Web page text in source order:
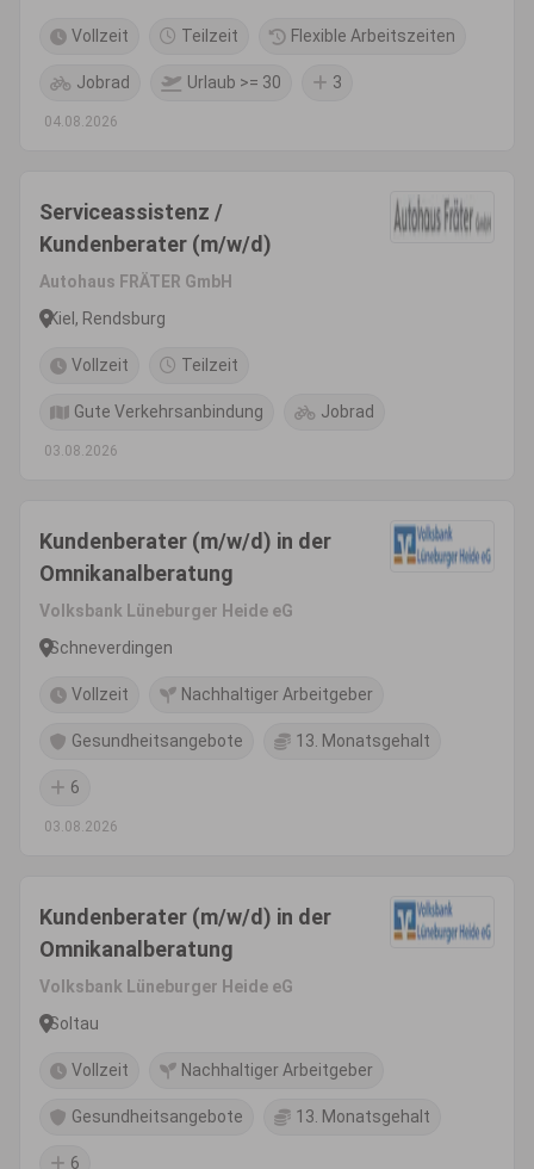
Vollzeit Teilzeit Flexible Arbeitszeiten
Jobrad Urlaub >= 30 3
04.08.2026
Serviceassistenz /
Kundenberater (m/w/d)
Autohaus FRÄTER GmbH
Kiel, Rendsburg
Vollzeit Teilzeit
Gute Verkehrsanbindung Jobrad
03.08.2026
Kundenberater (m/w/d) in der
Omnikanalberatung
Volksbank Lüneburger Heide eG
Schneverdingen
Vollzeit Nachhaltiger Arbeitgeber
Gesundheitsangebote 13. Monatsgehalt
6
03.08.2026
Kundenberater (m/w/d) in der
Omnikanalberatung
Volksbank Lüneburger Heide eG
Soltau
Vollzeit Nachhaltiger Arbeitgeber
Gesundheitsangebote 13. Monatsgehalt
6